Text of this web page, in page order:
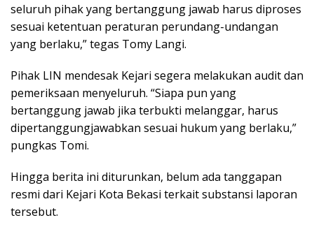
seluruh pihak yang bertanggung jawab harus diproses
sesuai ketentuan peraturan perundang-undangan
yang berlaku,” tegas Tomy Langi.
Pihak LIN mendesak Kejari segera melakukan audit dan
pemeriksaan menyeluruh. “Siapa pun yang
bertanggung jawab jika terbukti melanggar, harus
dipertanggungjawabkan sesuai hukum yang berlaku,”
pungkas Tomi.
Hingga berita ini diturunkan, belum ada tanggapan
resmi dari Kejari Kota Bekasi terkait substansi laporan
tersebut.